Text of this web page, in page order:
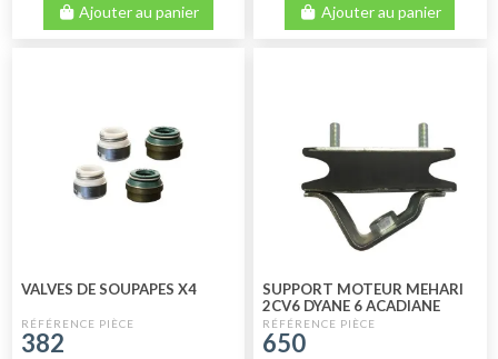
Ajouter au panier Ajouter au panier
VALVES DE SOUPAPES X4
382
SUPPORT MOTEUR MEHARI
2CV6 DYANE 6 ACADIANE
650